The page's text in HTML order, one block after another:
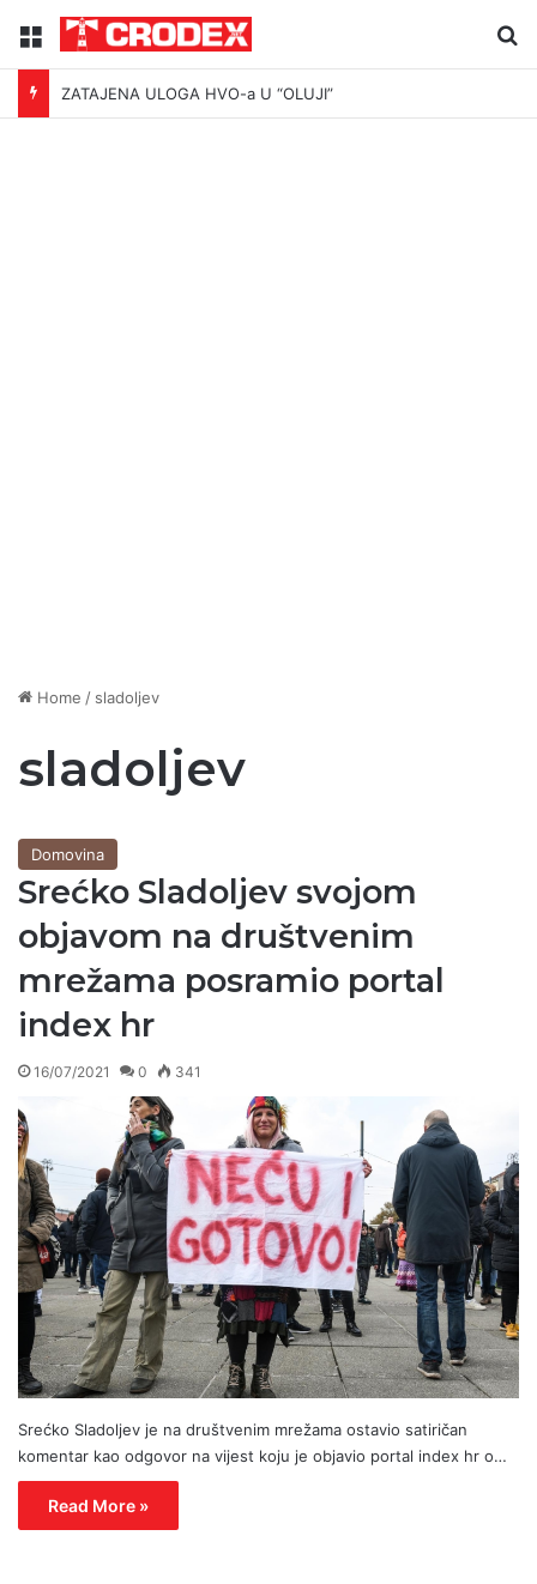
Menu
ZATAJENA ULOGA HVO-a U “OLUJI”
Home / sladoljev
sladoljev
Domovina
Srećko Sladoljev svojom
objavom na društvenim
mrežama posramio portal
index hr
16/07/2021 0 341
Srećko Sladoljev je na društvenim mrežama ostavio satiričan
komentar kao odgovor na vijest koju je objavio portal index hr o…
Read More »